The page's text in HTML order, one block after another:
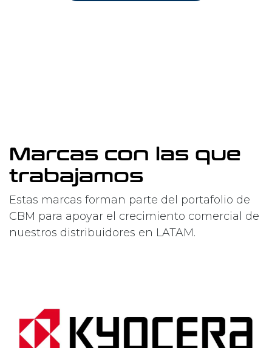
Marcas con las que
trabajamos
Estas marcas forman parte del portafolio de
CBM para apoyar el crecimiento comercial de
nuestros distribuidores en LATAM.